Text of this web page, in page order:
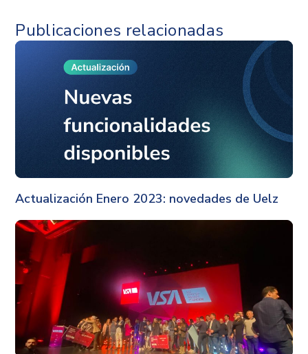
Publicaciones relacionadas
Uelz
Actualización Enero 2023: novedades de Uelz